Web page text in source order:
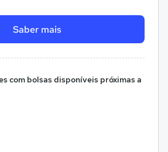
Saber mais
com bolsas disponíveis próximas a